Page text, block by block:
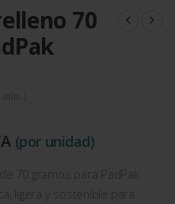
70
(por unidad)
70 gramos para PadPak
ligera y sostenible para